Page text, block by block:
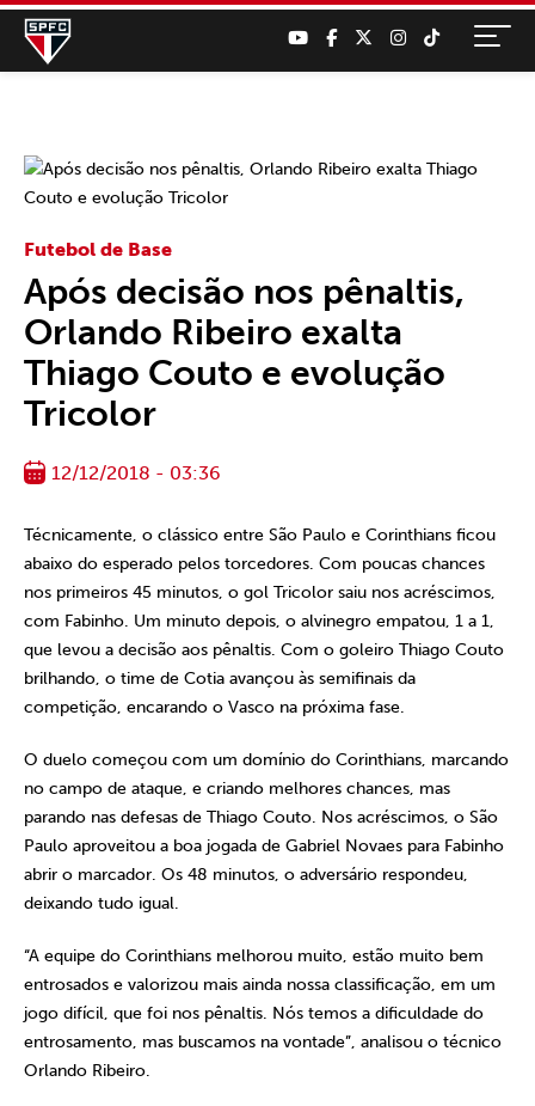
Futebol de Base
Após decisão nos pênaltis,
Orlando Ribeiro exalta
Thiago Couto e evolução
Tricolor
12/12/2018 - 03:36
Técnicamente, o clássico entre São Paulo e Corinthians ficou
abaixo do esperado pelos torcedores. Com poucas chances
nos primeiros 45 minutos, o gol Tricolor saiu nos acréscimos,
com Fabinho. Um minuto depois, o alvinegro empatou, 1 a 1,
que levou a decisão aos pênaltis. Com o goleiro Thiago Couto
brilhando, o time de Cotia avançou às semifinais da
competição, encarando o Vasco na próxima fase.
O duelo começou com um domínio do Corinthians, marcando
no campo de ataque, e criando melhores chances, mas
parando nas defesas de Thiago Couto. Nos acréscimos, o São
Paulo aproveitou a boa jogada de Gabriel Novaes para Fabinho
abrir o marcador. Os 48 minutos, o adversário respondeu,
deixando tudo igual.
“A equipe do Corinthians melhorou muito, estão muito bem
entrosados e valorizou mais ainda nossa classificação, em um
jogo difícil, que foi nos pênaltis. Nós temos a dificuldade do
entrosamento, mas buscamos na vontade”, analisou o técnico
Orlando Ribeiro.